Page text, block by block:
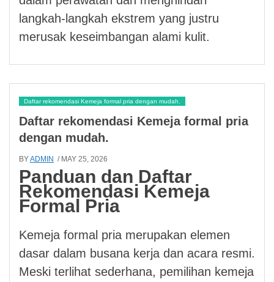
langkah-langkah ekstrem yang justru
merusak keseimbangan alami kulit.
Daftar rekomendasi Kemeja formal pria dengan mudah.
Daftar rekomendasi Kemeja formal pria
dengan mudah.
BYADMIN / MAY 25, 2026
Panduan dan Daftar
Rekomendasi Kemeja
Formal Pria
Kemeja formal pria merupakan elemen
dasar dalam busana kerja dan acara resmi.
Meski terlihat sederhana, pemilihan kemeja